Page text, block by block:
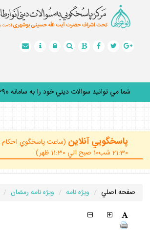
شما مي توانيد سوالات ديني خود را به سامانه «30001939» پيامك
پاسخگويي آنلاين
21:30 شب10 صبح الي 11:30 ظهر)
صفحه اصلي ويژه نامه ويژه نامه رمضان